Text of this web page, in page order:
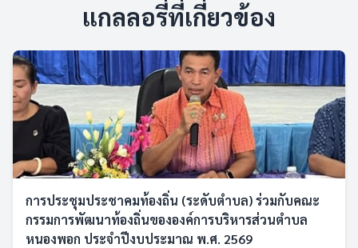
แกลลอรี่ที่เกี่ยวข้อง
การประชุมประชาคมท้องถิ่น (ระดับตำบล) ร่วมกับคณะ
กรรมการพัฒนาท้องถิ่นขององค์การบริหารส่วนตำบล
หนองพอก ประจำปีงบประมาณ พ.ศ. 2569